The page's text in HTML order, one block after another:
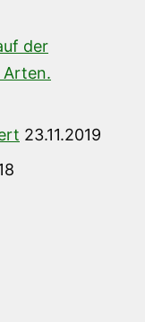
der
Arten.
23.11.2019